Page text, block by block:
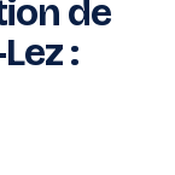
Rapport
de
de
: